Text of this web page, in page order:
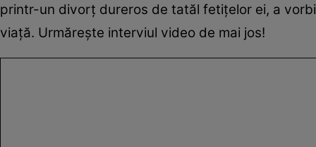
printr-un divorț dureros de tatăl fetițelor ei, a
viață. Urmărește interviul video de mai jos!